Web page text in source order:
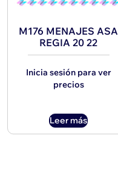
M176 MENAJES ASA
REGIA 20 22
Inicia sesión para ver
precios
Leer más